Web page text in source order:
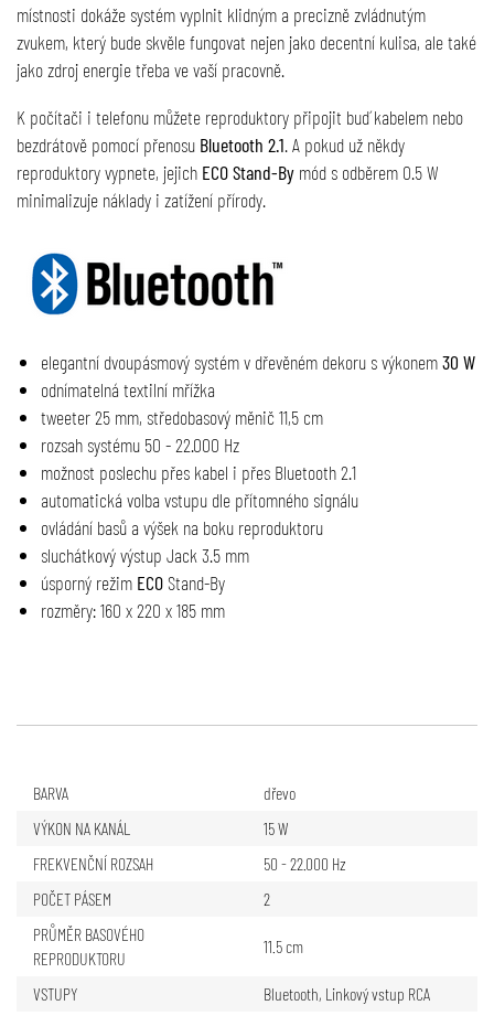
místnosti dokáže systém vyplnit klidným a precizně zvládnutým
zvukem, který bude skvěle fungovat nejen jako decentní kulisa, ale také
jako zdroj energie třeba ve vaší pracovně.
K počítači i telefonu můžete reproduktory připojit buď kabelem nebo
bezdrátově pomocí přenosu Bluetooth 2.1. A pokud už někdy
reproduktory vypnete, jejich ECO Stand-Bymód s odběrem 0.5 W
minimalizuje náklady i zatížení přírody.
elegantní dvoupásmový systém v dřevěném dekoru s výkonem30 W
odnímatelná textilní mřížka
tweeter 25 mm, středobasový měnič 11,5 cm
rozsah systému 50 - 22.000 Hz
možnost poslechu přes kabel i přes Bluetooth 2.1
automatická volba vstupu dle přítomného signálu
ovládání basů a výšek na boku reproduktoru
sluchátkový výstup Jack 3.5 mm
úsporný režim ECOStand-By
rozměry: 160 x 220 x 185 mm
BARVA
dřevo
VÝKON NA KANÁL
15 W
FREKVENČNÍ ROZSAH
50 - 22.000 Hz
POČET PÁSEM
2
PRŮMĚR BASOVÉHO
REPRODUKTORU
11.5 cm
VSTUPY Bluetooth, Linkový vstup RCA